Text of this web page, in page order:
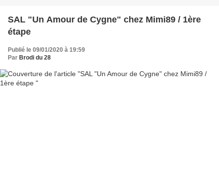
SAL "Un Amour de Cygne" chez Mimi89 / 1ère
étape
Publié le 09/01/2020 à 19:59
Par Brodi du 28